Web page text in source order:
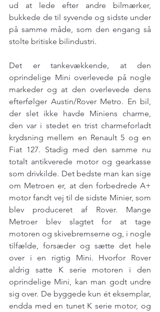
ud at lede efter andre bilmærker,
bukkede de til syvende og sidste under
på samme måde, som den engang så
stolte britiske bilindustri.
Det er tankevækkende, at den
oprindelige Mini overlevede på nogle
markeder og at den overlevede dens
efterfølger Austin/Rover Metro. En bil,
der slet ikke havde Miniens charme,
den var i stedet en trist charmeforladt
krydsning mellem en Renault 5 og en
Fiat 127. Stadig med den samme nu
totalt antikverede motor og gearkasse
som drivkilde. Det bedste man kan sige
om Metroen er, at den forbedrede A+
motor fandt vej til de sidste Minier, som
blev produceret af Rover. Mange
Metroer blev slagtet for at tage
motoren og skivebremserne og, i nogle
tilfælde, forsæder og sætte det hele
over i en rigtig Mini. Hvorfor Rover
aldrig satte K serie motoren i den
oprindelige Mini, kan man godt undre
sig over. De byggede kun ét eksemplar,
endda med en tunet K serie motor, og